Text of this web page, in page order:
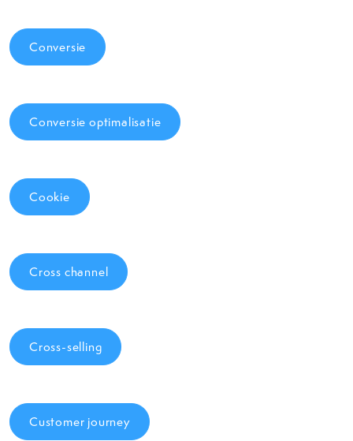
Conversie
Conversie optimalisatie
Cookie
Cross channel
Cross-selling
Customer journey